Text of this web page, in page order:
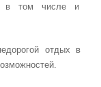
в том числе и
отдых в